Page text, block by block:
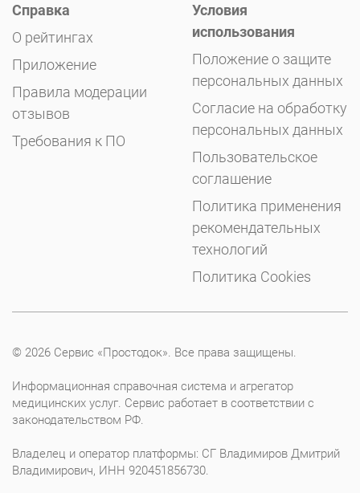
Справка
О рейтингах
Приложение
Правила модерации
отзывов
Требования к ПО
Условия
использования
Положение о защите
персональных данных
Согласие на обработку
персональных данных
Пользовательское
соглашение
Политика применения
рекомендательных
технологий
Политика Cookies
© 2026 Сервис «Простодок». Все права защищены.
Информационная справочная система и агрегатор
медицинских услуг. Сервис работает в соответствии с
законодательством РФ.
Владелец и оператор платформы: СГ Владимиров Дмитрий
Владимирович, ИНН 920451856730.